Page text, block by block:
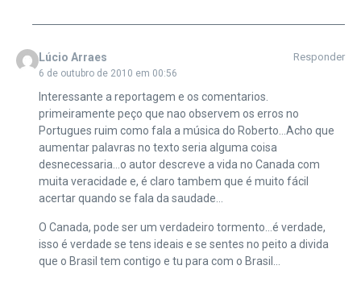
Lúcio Arraes
6 de outubro de 2010 em 00:56
Responder
Interessante a reportagem e os comentarios.
primeiramente peço que nao observem os erros no
Portugues ruim como fala a música do Roberto…Acho que
aumentar palavras no texto seria alguma coisa
desnecessaria…o autor descreve a vida no Canada com
muita veracidade e, é claro tambem que é muito fácil
acertar quando se fala da saudade…
O Canada, pode ser um verdadeiro tormento…é verdade,
isso é verdade se tens ideais e se sentes no peito a divida
que o Brasil tem contigo e tu para com o Brasil…